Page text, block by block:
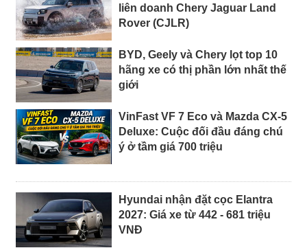
liên doanh Chery Jaguar Land
Rover (CJLR)
BYD, Geely và Chery lọt top 10
hãng xe có thị phần lớn nhất thế
giới
VinFast VF 7 Eco và Mazda CX-5
Deluxe: Cuộc đối đầu đáng chú
ý ở tầm giá 700 triệu
Hyundai nhận đặt cọc Elantra
2027: Giá xe từ 442 - 681 triệu
VNĐ